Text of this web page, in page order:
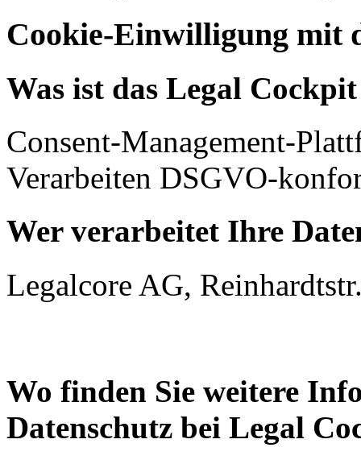
Cookie-Einwilligung mit
Was ist das Legal
Consent-Management-
Verarbeiten DSGVO-
Wer verarbeitet Ihre
Legalcore AG,
Wo finden Sie weitere
Datenschutz bei Legal